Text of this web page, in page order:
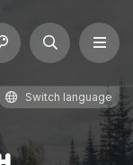
Switch language